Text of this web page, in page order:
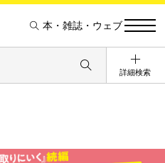
本・雑誌・ウェブ
詳細検索